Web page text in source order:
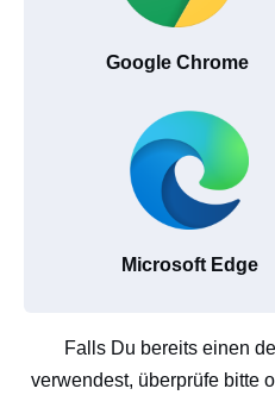
Google Chrome
Microsoft Edge
Falls Du bereits einen
verwendest, überprüfe bitte